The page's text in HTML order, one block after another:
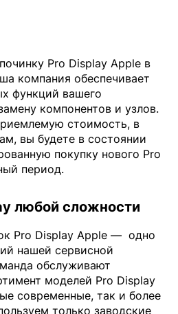
Pro Display Apple в
компания обеспечивает
функций вашего
компонентов и узлов.
стоимость, в
вы будете в состоянии
покупку нового Pro
период.
любой сложности
Pro Display Apple — одно
нашей сервисной
обслуживают
моделей Pro Display
современные, так и более
только заводские